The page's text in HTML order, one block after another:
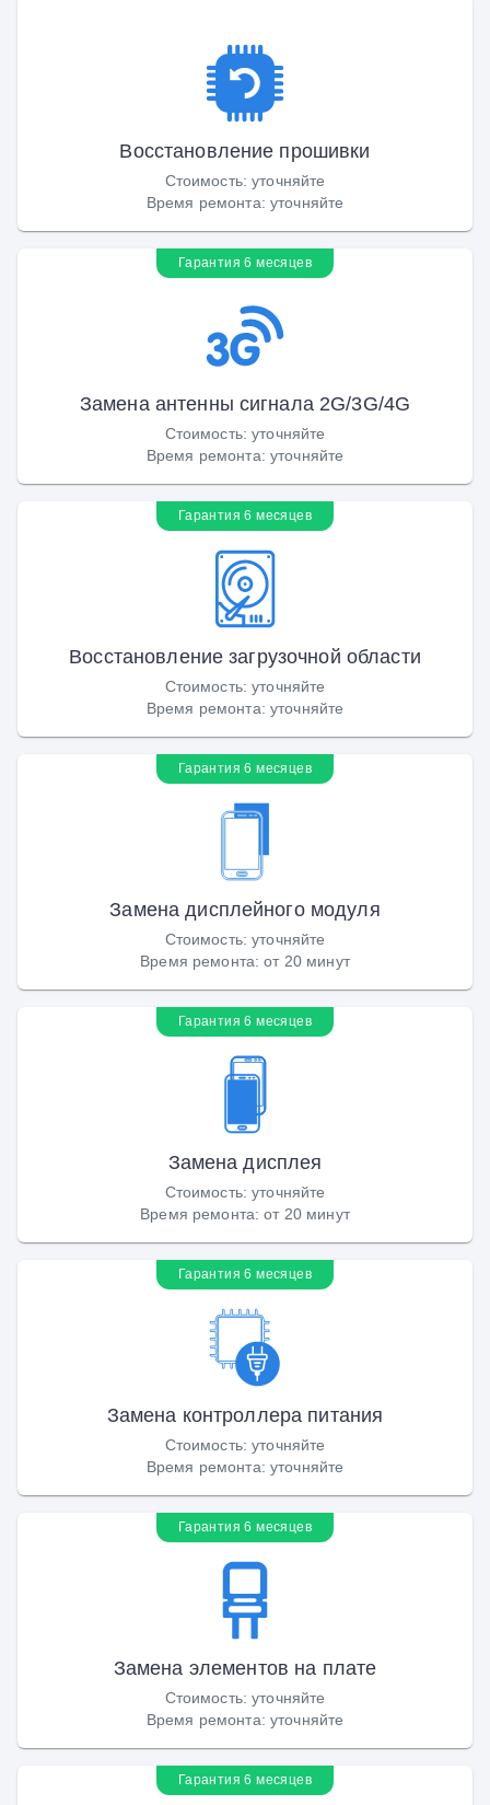
Восстановление прошивки
Стоимость:уточняйте
Время ремонта: уточняйте
Гарантия 6 месяцев
Замена антенны сигнала 2G/3G/4G
Стоимость:уточняйте
Время ремонта: уточняйте
Гарантия 6 месяцев
Восстановление загрузочной области
Стоимость:уточняйте
Время ремонта: уточняйте
Гарантия 6 месяцев
Замена дисплейного модуля
Стоимость:уточняйте
Время ремонта:от 20 минут
Гарантия 6 месяцев
Замена дисплея
Стоимость:уточняйте
Время ремонта:от 20 минут
Гарантия 6 месяцев
Замена контроллера питания
Стоимость:уточняйте
Время ремонта: уточняйте
Гарантия 6 месяцев
Замена элементов на плате
Стоимость:уточняйте
Время ремонта: уточняйте
Гарантия 6 месяцев